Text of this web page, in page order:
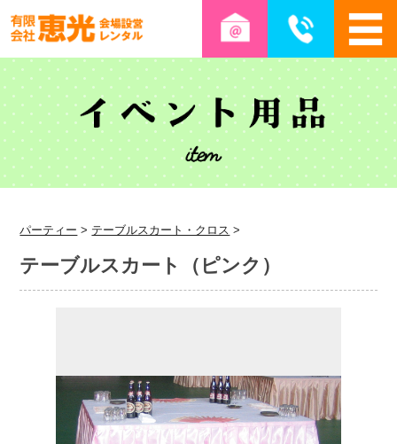
パーティー > テーブルスカート・クロス >
テーブルスカート（ピンク）